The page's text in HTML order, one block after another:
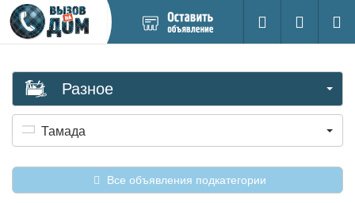
новое
Поиск
Вход на
Разное
Тамада
Все объявления подкатегории